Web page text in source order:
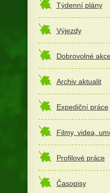
Týdenní plány
Výjezdy
Dobrovolné
Archiv aktualit
Expediční práce
Filmy, videa,
Profilové práce
Časopisy